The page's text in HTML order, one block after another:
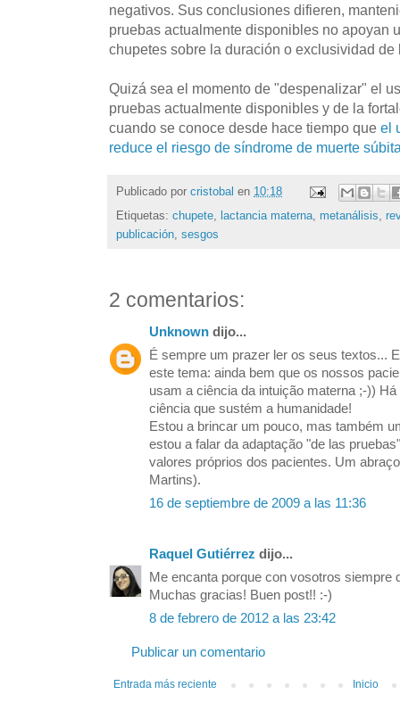
negativos. Sus conclusiones difieren,
pruebas actualmente disponibles no apoyan
chupetes sobre la duración o exclusividad de
Quizá sea el momento de "despenalizar" el
pruebas actualmente disponibles y de la
cuando se conoce desde hace tiempo que el
reduce el riesgo de síndrome de muerte
Publicado por cristobal en 10:18
Etiquetas: chupete, lactancia materna, metanálisis,
publicación, sesgos
2 comentarios:
Unknown dijo...
É sempre um prazer ler os seus textos...
este tema: ainda bem que os nossos
usam a ciência da intuição materna ;-))
ciência que sustém a humanidade!
Estou a brincar um pouco, mas também
estou a falar da adaptação "de las
valores próprios dos pacientes. Um
Martins).
16 de septiembre de 2009 a las 11:36
Raquel Gutiérrez dijo...
Me encanta porque con vosotros siempre
Muchas gracias! Buen post!! :-)
8 de febrero de 2012 a las 23:42
Publicar un comentario
Entrada más reciente Inicio